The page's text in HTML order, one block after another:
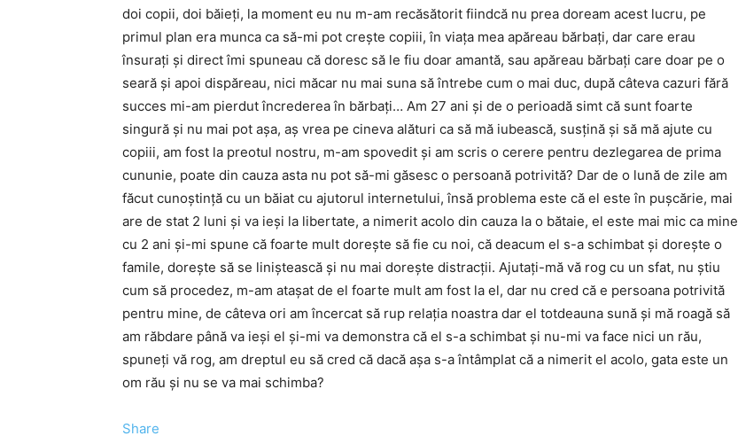
doi copii, doi băieți, la moment eu nu m-am recăsătorit fiindcă nu prea doream acest lucru, pe
primul plan era munca ca să-mi pot crește copiii, în viața mea apăreau bărbați, dar care erau
însurați și direct îmi spuneau că doresc să le fiu doar amantă, sau apăreau bărbați care doar pe o
seară și apoi dispăreau, nici măcar nu mai suna să întrebe cum o mai duc, după câteva cazuri fără
succes mi-am pierdut încrederea în bărbați… Am 27 ani și de o perioadă simt că sunt foarte
singură și nu mai pot așa, aș vrea pe cineva alături ca să mă iubească, susțină și să mă ajute cu
copiii, am fost la preotul nostru, m-am spovedit și am scris o cerere pentru dezlegarea de prima
cununie, poate din cauza asta nu pot să-mi găsesc o persoană potrivită? Dar de o lună de zile am
făcut cunoștință cu un băiat cu ajutorul internetului, însă problema este că el este în pușcărie, mai
are de stat 2 luni și va ieși la libertate, a nimerit acolo din cauza la o bătaie, el este mai mic ca mine
cu 2 ani și-mi spune că foarte mult dorește să fie cu noi, că deacum el s-a schimbat și dorește o
famile, dorește să se liniștească și nu mai dorește distracții. Ajutați-mă vă rog cu un sfat, nu știu
cum să procedez, m-am atașat de el foarte mult am fost la el, dar nu cred că e persoana potrivită
pentru mine, de câteva ori am încercat să rup relația noastra dar el totdeauna sună și mă roagă să
am răbdare până va ieși el și-mi va demonstra că el s-a schimbat și nu-mi va face nici un rău,
spuneți vă rog, am dreptul eu să cred că dacă așa s-a întâmplat că a nimerit el acolo, gata este un
om rău și nu se va mai schimba?
Share